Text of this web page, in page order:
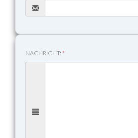
NACHRICHT: *